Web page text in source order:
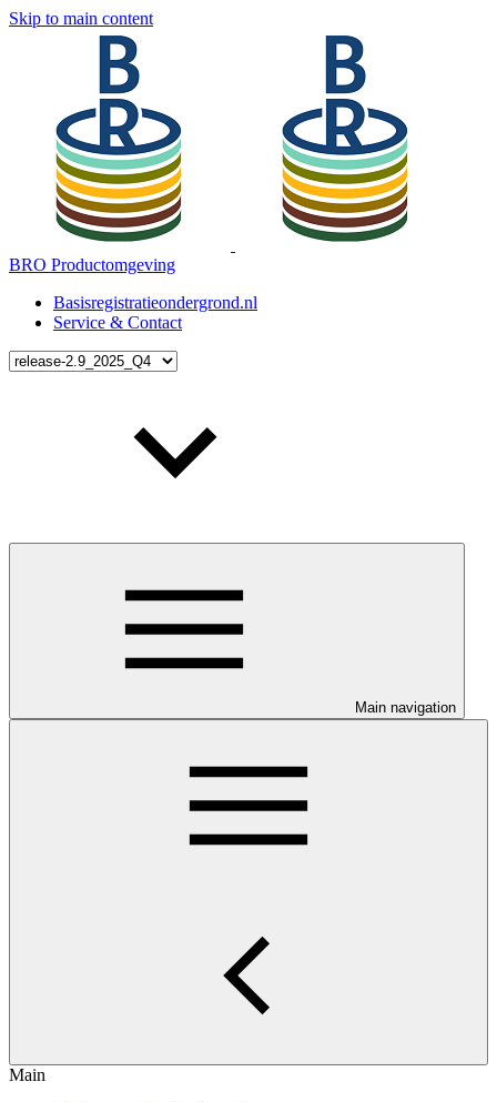
Skip to main content
BRO Productomgeving
Basisregistratieondergrond.nl
Service & Contact
Main navigation
Main